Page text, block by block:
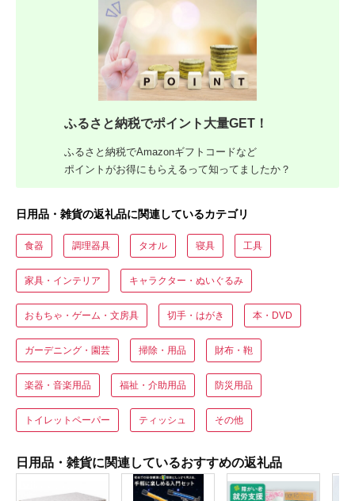
ふるさと納税でポイント大量GET！
ふるさと納税でAmazonギフトコードなど
ポイントがお得にもらえるって知ってましたか？
日用品・雑貨の返礼品に関連しているカテゴリ
食器 調理器具 タオル 寝具 工具
家具・インテリア キャラクター・ぬいぐるみ
おもちゃ・ゲーム・文房具 切手・はがき 本・DVD
ガーデニング・園芸 掃除・用品 財布・鞄
楽器・音楽用品 福祉・介助用品 防災用品
トイレットペーパー ティッシュ その他
日用品・雑貨に関連しているおすすめの返礼品